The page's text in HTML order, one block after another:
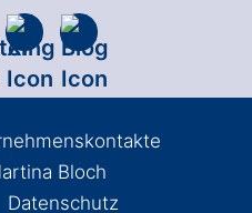
Bloch
Datenschutz